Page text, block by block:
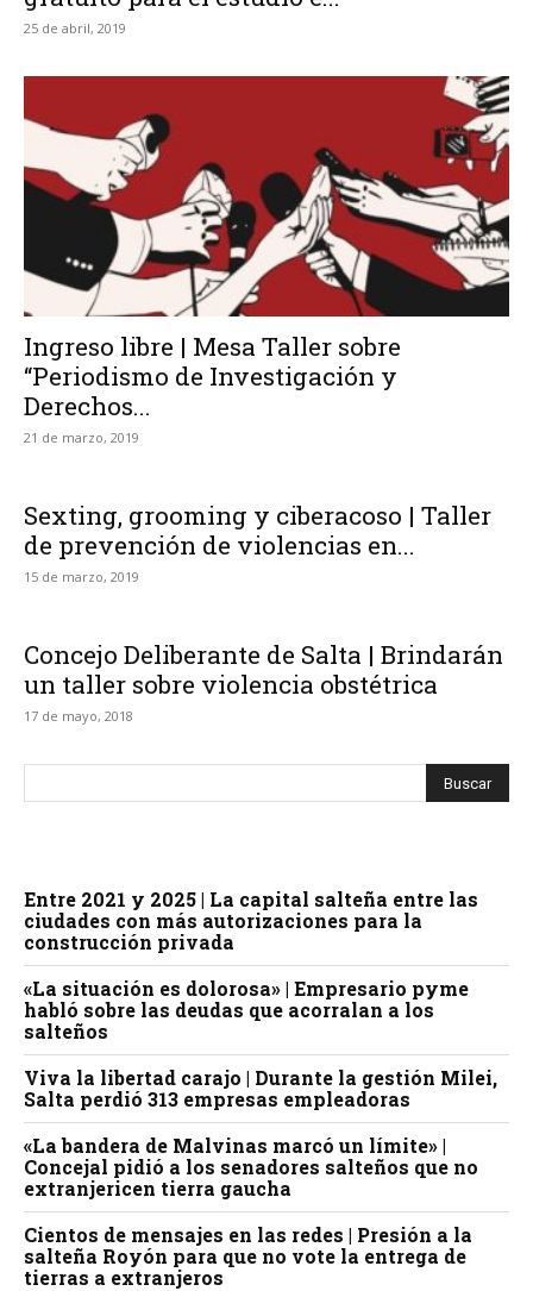
25 de abril, 2019
Ingreso libre | Mesa Taller sobre
“Periodismo de Investigación y
Derechos...
21 de marzo, 2019
Sexting, grooming y ciberacoso | Taller
de prevención de violencias en...
15 de marzo, 2019
Concejo Deliberante de Salta | Brindarán
un taller sobre violencia obstétrica
17 de mayo, 2018
Entre 2021 y 2025 | La capital salteña entre las
ciudades con más autorizaciones para la
construcción privada
«La situación es dolorosa» | Empresario pyme
habló sobre las deudas que acorralan a los
salteños
Viva la libertad carajo | Durante la gestión Milei,
Salta perdió 313 empresas empleadoras
«La bandera de Malvinas marcó un límite» |
Concejal pidió a los senadores salteños que no
extranjericen tierra gaucha
Cientos de mensajes en las redes | Presión a la
salteña Royón para que no vote la entrega de
tierras a extranjeros